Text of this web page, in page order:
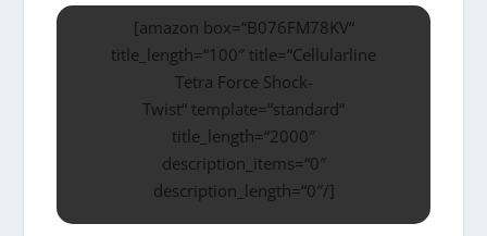
[amazon box=“B076FM78KV“
title_length=“100″ title=“Cellularline
Tetra Force Shock-
Twist“ template=“standard“
title_length=“2000″
description_items=“0″
description_length=“0″/]